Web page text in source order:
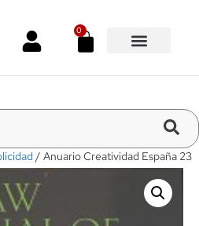
0
/ Anuario Creatividad España 23